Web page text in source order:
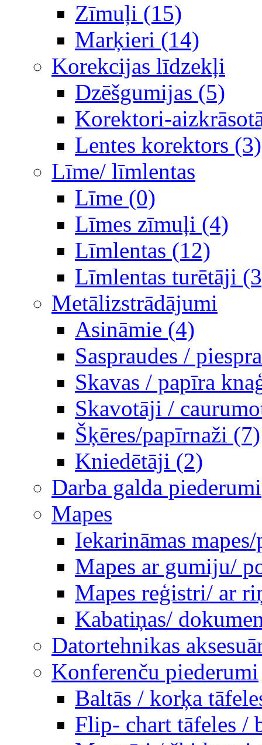
Zīmuļi (15)
Marķieri (14)
Korekcijas līdzekļi
Dzēšgumijas (5)
Korektori-
Lentes korektors (3)
Līme/ līmlentas
Līme (0)
Līmes zīmuļi (4)
Līmlentas (12)
Līmlentas turētāji
Metālizstrādājumi
Asināmie (4)
Saspraudes /
Skavas / papīra
Skavotāji /
Šķēres/papīrnaži (7)
Kniedētāji (2)
Darba galda piederumi
Mapes
Iekarināmas
Mapes ar gumiju/
Mapes reģistri/ ar
Kabatiņas/
Datortehnikas
Konferenču piederumi
Baltās / korķa
Flip- chart tāfeles /